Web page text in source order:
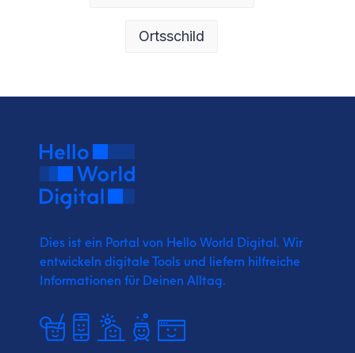
Ortsschild
Dies ist ein Portal von Hello World Digital. Wir
entwickeln digitale Tools und liefern hilfreiche
Informationen für Deinen Alltag.